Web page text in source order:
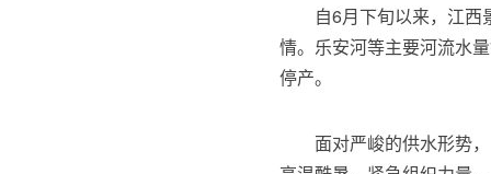
自6月下旬以来，江
情。乐安河等主要河流水
停产。
面对严峻的供水形势